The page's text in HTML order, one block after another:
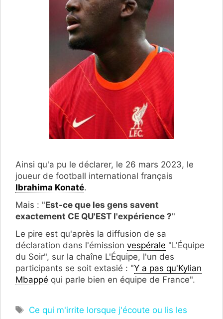
Ainsi qu'a pu le déclarer, le 26 mars 2023, le
joueur de football international français
Ibrahima Konaté.
Mais : "Est-ce que les gens savent
exactement CE QU'EST l'expérience ?"
Le pire est qu'après la diffusion de sa
déclaration dans l'émission vespérale "L'Équipe
du Soir", sur la chaîne L'Équipe, l'un des
participants se soit extasié : "Y a pas qu'Kylian
Mbappé qui parle bien en équipe de France".
Étiquettes
Ce qui m'irrite lorsque j'écoute ou lis les